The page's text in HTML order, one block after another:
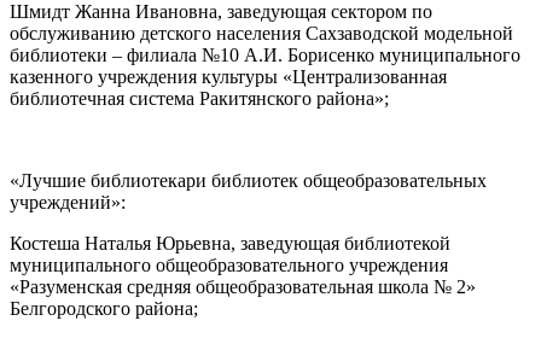
Шмидт Жанна Ивановна, заведующая сектором по
обслуживанию детского населения Сахзаводской модельной
библиотеки – филиала №10 А.И. Борисенко муниципального
казенного учреждения культуры «Централизованная
библиотечная система Ракитянского района»;
«Лучшие библиотекари библиотек общеобразовательных
учреждений»:
Костеша Наталья Юрьевна, заведующая библиотекой
муниципального общеобразовательного учреждения
«Разуменская средняя общеобразовательная школа № 2»
Белгородского района;